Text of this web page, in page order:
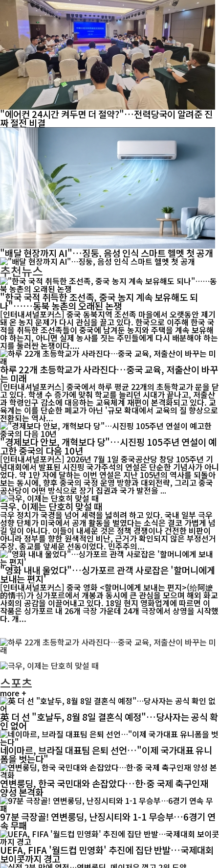
"에어컨 24시간 켜두면 더 절약?"…전력당국이 알려준 진
짜 절전 비결
"배달 현장까지 AI"…징둥, 음성 인식 스마트 헬멧 첫 공개
추천뉴스
"한국 국적 취득한 조선족, 중국 농지 계속 보유해도 되
나"……동북 농촌의 오래된 논쟁
[인터내셔널포커스] 중국 동북지역 조선족 마을에서 오랫동안 제기
돼 온 농지 문제가 다시 관심을 끌고 있다. 한국으로 이주해 한국 국
적을 취득한 조선족들이 중국에 남겨둔 농지와 주택을 계속 보유해
야 하는지, 아니면 실제 농사를 짓는 주민들에게 다시 배분해야 하는
지를 둘러싼 논쟁이다....
하루 22개 초등학교가 사라진다…중국 교육, 저출산이 바꾸
는 미래
[인터내셔널포커스] 중국에서 하루 평균 22개의 초등학교가 문을 닫
고 있다. 학생 수 증가에 맞춰 학교를 늘리던 시대가 끝나고, 저출산
과 학령인구 감소에 대응하는 교육체계 재편이 본격화되고 있다. 교
육계는 이를 단순한 폐교가 아닌 '규모 확대에서 교육의 질 향상으로
전환되는 역사...
"경제보다 안보, 개혁보다 당"…시진핑 105주년 연설이 예
고한 중국의 다음 10년
[인터내셔널포커스] 2026년 7월 1일 중국공산당 창당 105주년 기
념대회에서 발표된 시진핑 국가주석의 연설은 단순한 기념사가 아니
었다. 약 1만 자에 달하는 이번 연설은 지난 105년의 역사를 되돌아
보는 동시에, 향후 중국의 국정 운영 방향과 대외전략, 그리고 중국
공산당이 어떤 방식으로 장기 집권과 국가 발전을 ...
극우, 이제는 단호히 맞설 때
극우 정치가 국경을 넘어 세력을 넓히려 하고 있다. 국내 일부 극우
성향 단체가 미국에서 공개 활동을 벌였다는 소식은 결코 가볍게 넘
길 일이 아니다. 이들이 내세운 것은 정책 경쟁이나 건전한 비판이
아니라 정부를 향한 원색적인 비난, 근거가 확인되지 않은 부정선거
주장, 종교를 앞세운 선동이었다. 민주주의...
"영화 내내 울었다"…싱가포르 관객 사로잡은 '할머니에게
보내는 편지'
[인터내셔널포커스] 중국 영화 <할머니에게 보내는 편지>(给阿嬷
的情书)가 싱가포르에서 개봉과 동시에 큰 관심을 모으며 해외 화교
사회의 공감을 이끌어내고 있다. 18일 현지 영화업계에 따르면 이
작품은 싱가포르 내 26개 극장 가운데 24개 극장에서 상영을 시작했
다. 개...
스포츠
more +
英 더 선 "호날두, 8월 8일 결혼식 예정"…당사자는 공식 확
인 없어
네이마르, 브라질 대표팀 은퇴 선언…"이제 국가대표 유니
폼을 벗는다"
연변룽딩, 한국 국민대와 손잡았다…한·중 국제 축구인재
양성 본격화
97분 극장골! 연변룽딩, 난징시티와 1-1 무승부…6경기 연
속 무패
UEFA, FIFA '월드컵 민영화' 추진에 집단 반발…국제대회
보이콧까지 경고